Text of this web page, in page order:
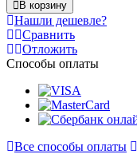
В корзину
Нашли дешевле?
Сравнить
Отложить
Способы оплаты
Все способы оплаты